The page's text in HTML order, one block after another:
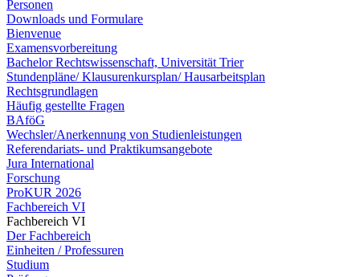
Personen
Downloads und Formulare
Bienvenue
Examensvorbereitung
Bachelor Rechtswissenschaft, Universität Trier
Stundenpläne/ Klausurenkursplan/ Hausarbeitsplan
Rechtsgrundlagen
Häufig gestellte Fragen
BAföG
Wechsler/Anerkennung von Studienleistungen
Referendariats- und Praktikumsangebote
Jura International
Forschung
ProKUR 2026
Fachbereich VI
Fachbereich VI
Der Fachbereich
Einheiten / Professuren
Studium